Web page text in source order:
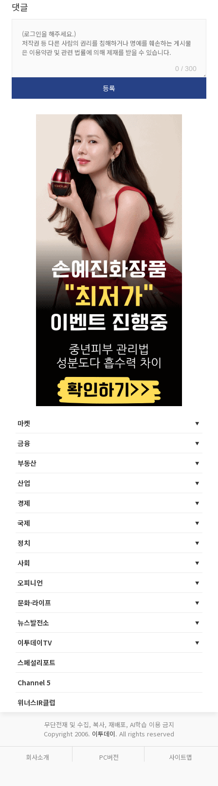
댓글
0 / 300
마켓
금융
부동산
산업
경제
국제
정치
사회
오피니언
문화·라이프
뉴스발전소
이투데이TV
스페셜리포트
Channel 5
위너스IR클럽
무단전재 및 수집, 복사, 재배포, AI학습 이용 금지
Copyright 2006. 이투데이. All rights reserved
회사소개 PC버전 사이트맵